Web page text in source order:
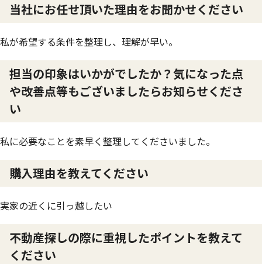
当社にお任せ頂いた理由をお聞かせください
私が希望する条件を整理し、理解が早い。
担当の印象はいかがでしたか？気になった点
や改善点等もございましたらお知らせくださ
い
私に必要なことを素早く整理してくださいました。
購入理由を教えてください
実家の近くに引っ越したい
不動産探しの際に重視したポイントを教えて
ください